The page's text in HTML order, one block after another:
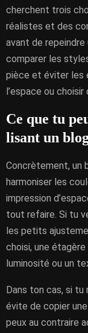
cherchent trois
réalistes et des
avant de repeindre
comparer les
pièce et éviter les
l’espace ou
Ce que tu
lisant un
Concrètement, un
harmoniser les
impression
tout refaire. Si tu
les petits
choisi, une
luminosité ou un
Dans ton cas, si tu
évite de copier
peux au contraire